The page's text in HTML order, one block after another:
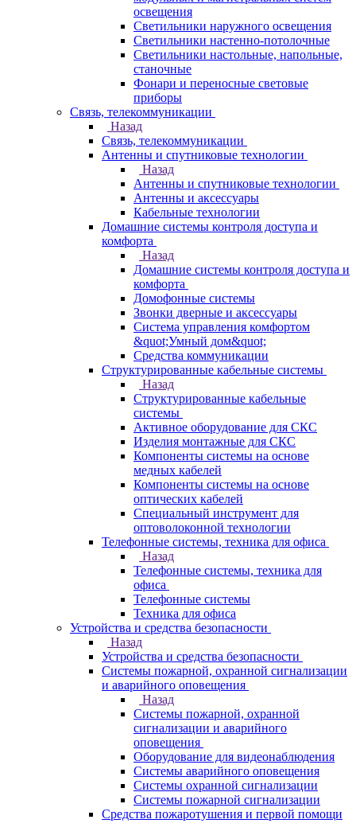
освещения
Светильники наружного освещения
Светильники настенно-потолочные
Светильники настольные, напольные,
станочные
Фонари и переносные световые
приборы
Связь, телекоммуникации
Назад
Связь, телекоммуникации
Антенны и спутниковые технологии
Назад
Антенны и спутниковые технологии
Антенны и аксессуары
Кабельные технологии
Домашние системы контроля доступа и
комфорта
Назад
Домашние системы контроля доступа и
комфорта
Домофонные системы
Звонки дверные и аксессуары
Система управления комфортом
&quot;Умный дом&quot;
Средства коммуникации
Структурированные кабельные системы
Назад
Структурированные кабельные
системы
Активное оборудование для СКС
Изделия монтажные для СКС
Компоненты системы на основе
медных кабелей
Компоненты системы на основе
оптических кабелей
Специальный инструмент для
оптоволоконной технологии
Телефонные системы, техника для офиса
Назад
Телефонные системы, техника для
офиса
Телефонные системы
Техника для офиса
Устройства и средства безопасности
Назад
Устройства и средства безопасности
Системы пожарной, охранной сигнализации
и аварийного оповещения
Назад
Системы пожарной, охранной
сигнализации и аварийного
оповещения
Оборудование для видеонаблюдения
Системы аварийного оповещения
Системы охранной сигнализации
Системы пожарной сигнализации
Средства пожаротушения и первой помощи